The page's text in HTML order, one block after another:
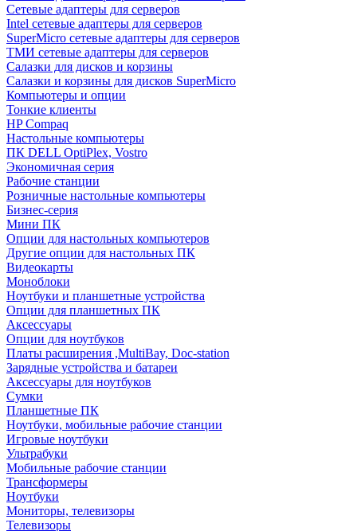
Сетевые адаптеры для серверов
Intel сетевые адаптеры для серверов
SuperMicro сетевые адаптеры для серверов
ТМИ сетевые адаптеры для серверов
Салазки для дисков и корзины
Салазки и корзины для дисков SuperMicro
Компьютеры и опции
Тонкие клиенты
HP Compaq
Настольные компьютеры
ПК DELL OptiPlex, Vostro
Экономичная серия
Рабочие станции
Розничные настольные компьютеры
Бизнес-серия
Мини ПК
Опции для настольных компьютеров
Другие опции для настольных ПК
Видеокарты
Моноблоки
Ноутбуки и планшетные устройства
Опции для планшетных ПК
Аксессуары
Опции для ноутбуков
Платы расширения ,MultiBay, Doc-station
Зарядные устройства и батареи
Аксессуары для ноутбуков
Сумки
Планшетные ПК
Ноутбуки, мобильные рабочие станции
Игровые ноутбуки
Ультрабуки
Мобильные рабочие станции
Трансформеры
Ноутбуки
Мониторы, телевизоры
Телевизоры